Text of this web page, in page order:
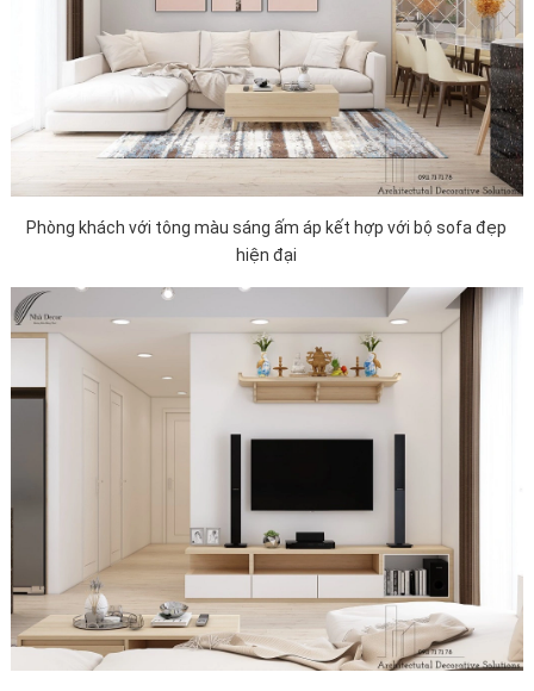
Phòng khách với tông màu sáng ấm áp kết hợp với bộ sofa đẹp
hiện đại